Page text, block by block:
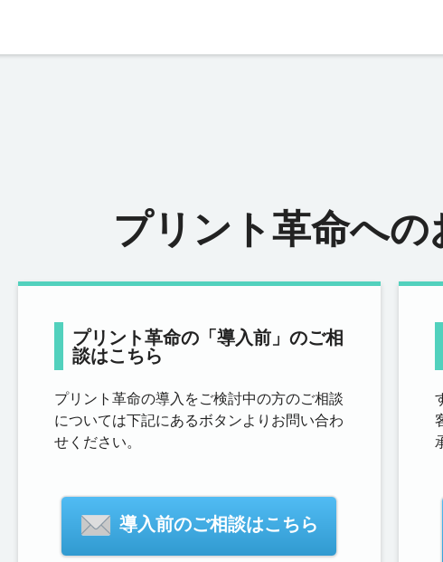
プリント革命へ
プリント革命の「導入前」のご相
談はこちら
プリント革命の導入をご検討中の方のご相談
については下記にあるボタンよりお問い合わ
せください。
導入前のご相談はこちら